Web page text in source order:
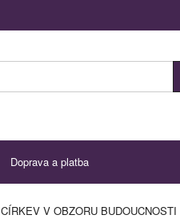
Doprava a platba
CÍRKEV V OBZORU BUDOUCNOSTI